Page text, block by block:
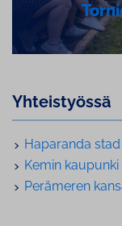
Yh­teis­työs­sä
Haparanda stad
Kemin kaupunki
Perämeren